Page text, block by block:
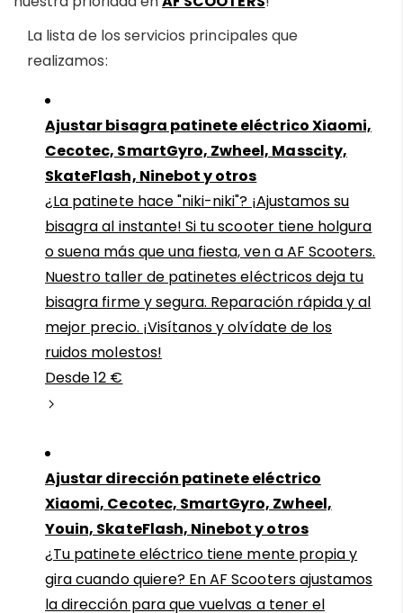
La lista de los servicios principales que
realizamos:
Ajustar bisagra patinete eléctrico Xiaomi,
Cecotec, SmartGyro, Zwheel, Masscity,
SkateFlash, Ninebot y otros
¿La patinete hace "niki-niki"? ¡Ajustamos su
bisagra al instante! Si tu scooter tiene holgura
o suena más que una fiesta, ven a AF Scooters.
Nuestro taller de patinetes eléctricos deja tu
bisagra firme y segura. Reparación rápida y al
mejor precio. ¡Visítanos y olvídate de los
ruidos molestos!
Desde 12 €
Ajustar dirección patinete eléctrico
Xiaomi, Cecotec, SmartGyro, Zwheel,
Youin, SkateFlash, Ninebot y otros
¿Tu patinete eléctrico tiene mente propia y
gira cuando quiere? En AF Scooters ajustamos
la dirección para que vuelvas a tener el